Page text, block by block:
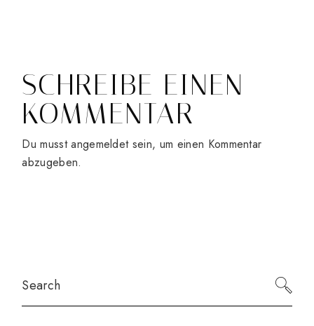
SCHREIBE EINEN
KOMMENTAR
Du musstangemeldetsein, um einen Kommentar
abzugeben.